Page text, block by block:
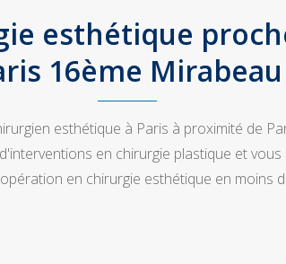
esthétique
16ème Mirabeau
esthétique à Paris à proximité de
en chirurgie plastique et
en chirurgie esthétique en moins